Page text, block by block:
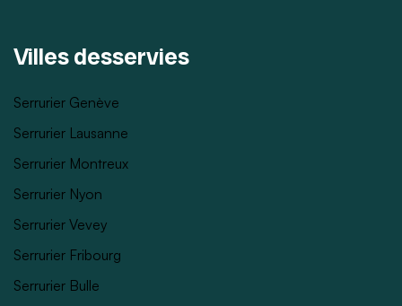
Villes desservies
Serrurier Genève
Serrurier Lausanne
Serrurier Montreux
Serrurier Nyon
Serrurier Vevey
Serrurier Fribourg
Serrurier Bulle